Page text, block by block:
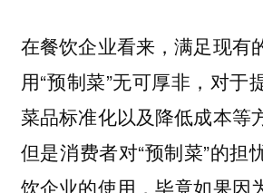
在餐饮企业看来，满足现有
用“预制菜”无可厚非，对于
菜品标准化以及降低成本等
但是消费者对“预制菜”的担
饮企业的使用，毕竟如果因